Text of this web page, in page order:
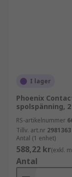
I lager
Phoenix
spolspänning,
RS-artikelnummer
Tillv. art.nr 2981363
Antal (1 enhet)
588,22 kr(exkl.
Antal